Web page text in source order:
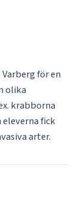
för en
olika
krabborna
fick
arter.